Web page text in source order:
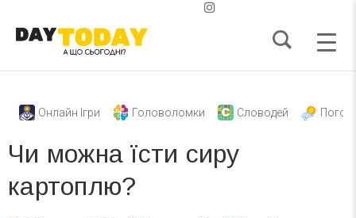
Онлайн Ігри Головоломки Словодей
Чи можна їсти сиру
картоплю?